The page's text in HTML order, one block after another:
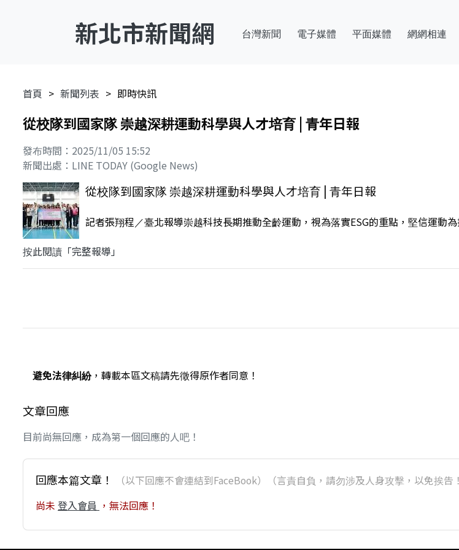
新北市新聞網 台灣新聞 電子媒體 平面媒體 網網相連
首頁 新聞列表 即時快訊
從校隊到國家隊 崇越深耕運動科學與人才培育 | 青年日報
發布時間：2025/11/05 15:52
新聞出處：LINE TODAY (Google News)
從校隊到國家隊 崇越深耕運動科學與人才培育 | 青年日報
記者張翔程／臺北報導崇越科技長期推動全齡運動，視為落實ESG的重點，堅信運動
按此閱讀「完整報導」
避免法律糾紛，轉載本區文稿請先徵得原作者同意！
文章回應
目前尚無回應，成為第一個回應的人吧！
回應本篇文章！ （以下回應不會連結到FaceBook）（言責自負，請勿涉及人身攻擊，以免挨告
尚未 登入會員 ，無法回應！